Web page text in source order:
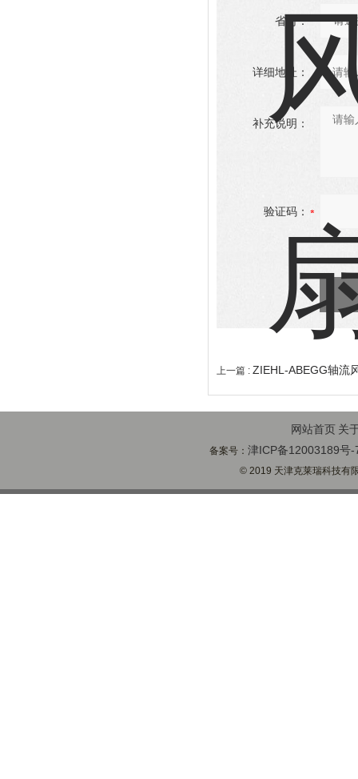
省份：
详细地址：
补充说明：
验证码：
上一篇 : ZIEHL-ABEGG轴流
网站首页 关
备案号：津ICP备12003189号-
© 2019 天津克莱瑞科技有